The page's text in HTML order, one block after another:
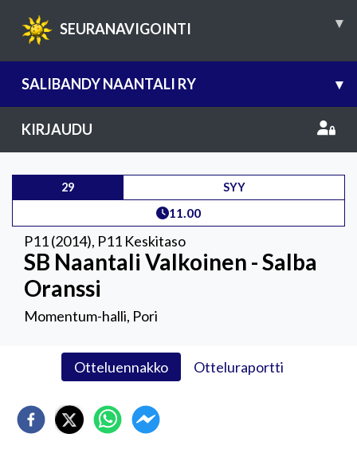
SEURANAVIGOINTI ▾
SALIBANDY NAANTALI RY ▾
KIRJAUDU
29 SYY
11.00
P11 (2014), P11 Keskitaso
SB Naantali Valkoinen - Salba
Oranssi
Momentum-halli, Pori
Otteluennakko Otteluraportti